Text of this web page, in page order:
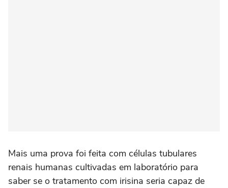
Mais uma prova foi feita com células tubulares
renais humanas cultivadas em laboratório para
saber se o tratamento com irisina seria capaz de